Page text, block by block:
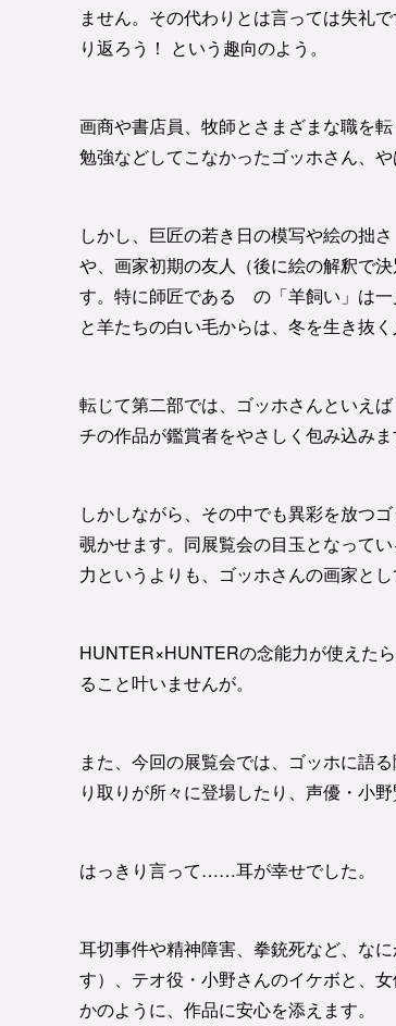
ません。その代わりとは言っては失礼
り返ろう！ という趣向のよう。
画商や書店員、牧師とさまざまな職を
勉強などしてこなかったゴッホさん、
しかし、巨匠の若き日の模写や絵の拙
や、画家初期の友人（後に絵の解釈で
す。特に師匠である の「羊飼い」は一
と羊たちの白い毛からは、冬を生き抜
転じて第二部では、ゴッホさんといえ
チの作品が鑑賞者をやさしく包み込みま
しかしながら、その中でも異彩を放つ
覗かせます。同展覧会の目玉となって
力というよりも、ゴッホさんの画家とし
HUNTER×HUNTERの念能力が使えた
ること叶いませんが。
また、今回の展覧会では、ゴッホに語
り取りが所々に登場したり、声優・小
はっきり言って……耳が幸せでした。
耳切事件や精神障害、拳銃死など、な
す）、テオ役・小野さんのイケボと、
かのように、作品に安心を添えます。